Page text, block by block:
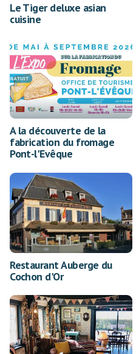
Le Tiger deluxe asian
cuisine
A la découverte de la
fabrication du fromage
Pont-l'Evêque
Restaurant Auberge du
Cochon d'Or